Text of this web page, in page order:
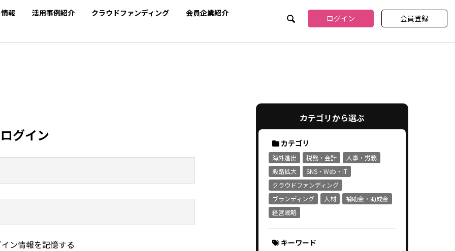
報 活用事例紹介 クラウドファンディング 会員企業紹介
SEARCH ログイン 会員登録
ログイン
ン情報を記憶する
カテゴリから選ぶ
カテゴリ
海外進出 税務・会計
人事・労務
販路拡大
SNS・Web・IT
クラウドファンディング
ブランディング
人材
補助金・助成金
経営戦略
キーワード